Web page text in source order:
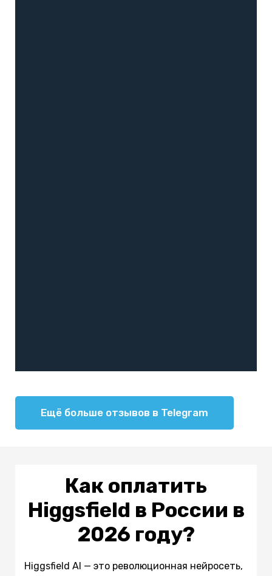
Ещё больше отзывов в Telegram
Как оплатить
Higgsfield в России в
2026 году?
Higgsfield AI — это революционная нейросеть,